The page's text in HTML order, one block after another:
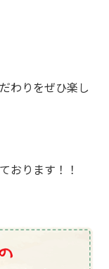
わりをぜひ楽し
おります！！